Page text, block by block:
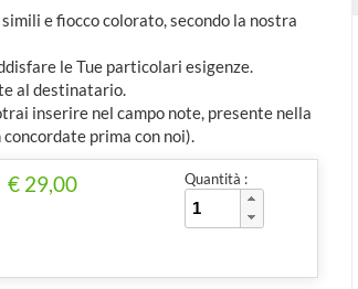
e fiocco colorato, secondo la nostra
le Tue particolari esigenze.
al destinatario.
inserire nel campo note, presente nella
prima con noi).
€ 29,00 Quantità :